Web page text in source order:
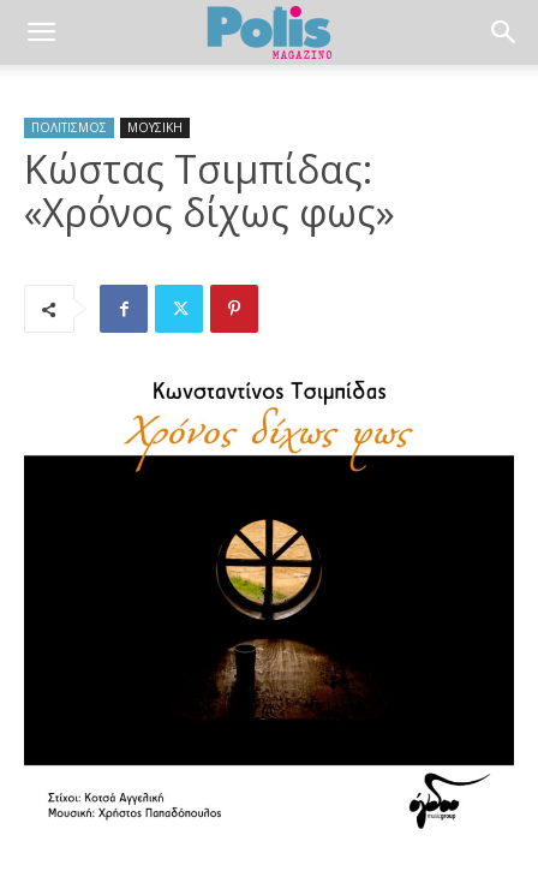
ΠΟΛΙΤΙΣΜΟΣ ΜΟΥΣΙΚΗ
Κώστας Τσιμπίδας:
«Χρόνος δίχως φως»